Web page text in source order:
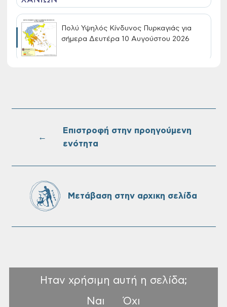
Πολύ Υψηλός Κίνδυνος Πυρκαγιάς για
σήμερα Δευτέρα 10 Αυγούστου 2026
←
Επιστροφή στην προηγούμενη
ενότητα
Μετάβαση στην αρχικη σελίδα
Ηταν χρήσιμη αυτή η σελίδα;
Ναι
Όχι